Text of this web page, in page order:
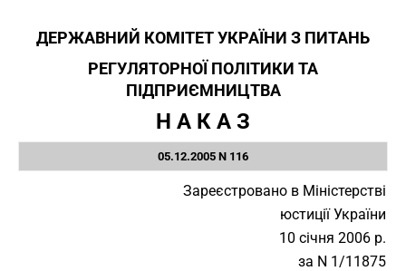
ДЕРЖАВНИЙ КОМІТЕТ УКРАЇНИ З ПИТАНЬ
РЕГУЛЯТОРНОЇ ПОЛІТИКИ ТА
ПІДПРИЄМНИЦТВА
Н А К А З
05.12.2005 N 116
Зареєстровано в Міністерстві
юстиції України
10 січня 2006 р.
за N 1/11875